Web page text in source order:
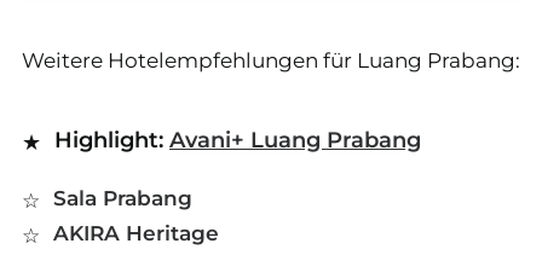
Weitere Hotelempfehlungen für Luang Prabang:
Highlight: Avani+ Luang Prabang
Sala Prabang
AKIRA Heritage